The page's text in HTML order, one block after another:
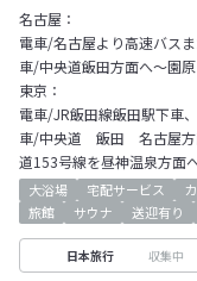
名古屋：
電車/名古屋より高速バス
車/中央道飯田方面へ～園
東京：
電車/JR飯田線飯田駅下車
車/中央道 飯田 名古屋方
道153号線を昼神温泉方面
大浴場 宅配サービス
旅館
サウナ 送迎有り
日本旅行 収集中